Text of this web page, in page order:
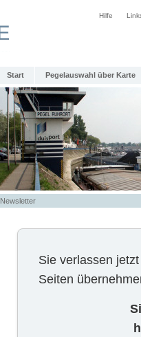
Hilfe
Start Pegelauswahl über Karte
Newsletter
Sie verlassen
Seiten